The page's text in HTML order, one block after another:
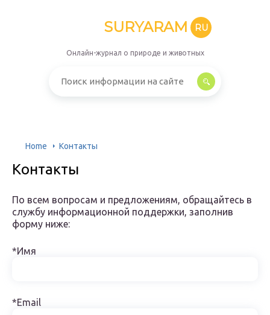
SURYARAM RU
Онлайн-журнал о природе и животных
Home Контакты
Контакты
По всем вопросам и предложениям, обращайтесь в
службу информационной поддержки, заполнив
форму ниже:
*Имя
*Email